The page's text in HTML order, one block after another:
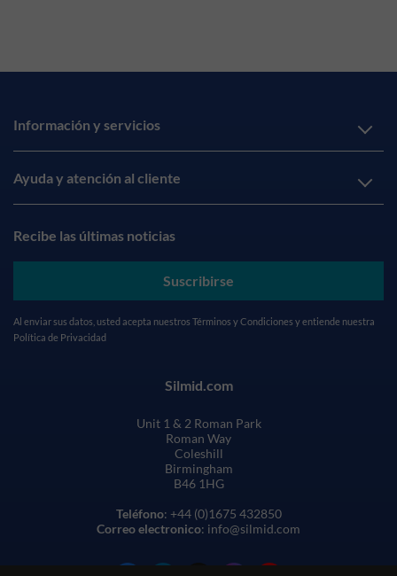
Información y servicios
Ayuda y atención al cliente
Recibe las últimas noticias
Suscribirse
Al enviar sus datos, usted acepta nuestros Términos y Condiciones y entiende nuestra
Política de Privacidad
Silmid.com
Unit 1 & 2 Roman Park
Roman Way
Coleshill
Birmingham
B46 1HG
Teléfono: +44 (0)1675 432850
Correo electronico: info@silmid.com